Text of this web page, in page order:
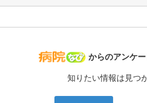
病院なび
からのアンケー
知りたい情報は見つ